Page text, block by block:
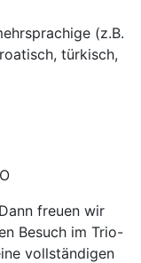
(z.B.
türkisch,
freuen wir
Besuch im Trio-
vollständigen